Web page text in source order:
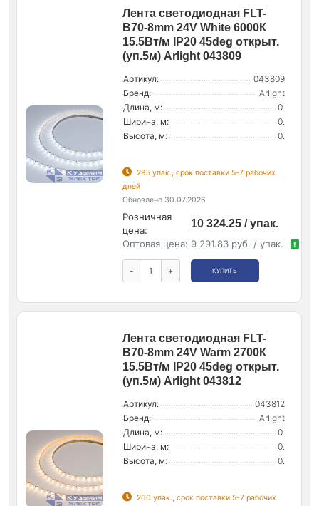
Лента светодиодная FLT-
B70-8mm 24V White 6000К
15.5Вт/м IP20 45deg открыт.
(уп.5м) Arlight 043809
Артикул:
043809
Бренд:
Arlight
Длина, м:
0.
Ширина, м:
0.
Высота, м:
0.
295 упак., срок поставки 5-7 рабочих
дней
Обновлено 30.07.2026
Розничная
цена:
10 324.25 / упак.
Оптовая цена: 9 291.83 руб. / упак. !
- + КУПИТЬ
Лента светодиодная FLT-
B70-8mm 24V Warm 2700К
15.5Вт/м IP20 45deg открыт.
(уп.5м) Arlight 043812
Артикул:
043812
Бренд:
Arlight
Длина, м:
0.
Ширина, м:
0.
Высота, м:
0.
260 упак., срок поставки 5-7 рабочих